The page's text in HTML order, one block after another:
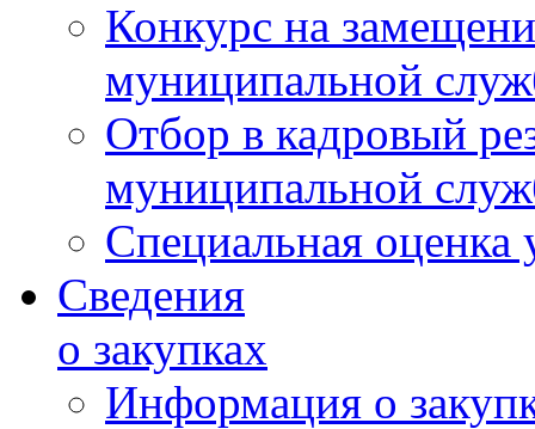
Конкурс на
муниципальной
Отбор в кадровый
муниципальной
Специальная оценка
Сведения
о закупках
Информация о